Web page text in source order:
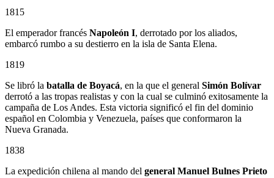
1815
El emperador francés Napoleón I, derrotado por los aliados,
embarcó rumbo a su destierro en la isla de Santa Elena.
1819
Se libró la batalla de Boyacá, en la que el general Simón Bolívar
derrotó a las tropas realistas y con la cual se culminó exitosamente la
campaña de Los Andes. Esta victoria significó el fin del dominio
español en Colombia y Venezuela, países que conformaron la
Nueva Granada.
1838
La expedición chilena al mando del general Manuel Bulnes Prieto